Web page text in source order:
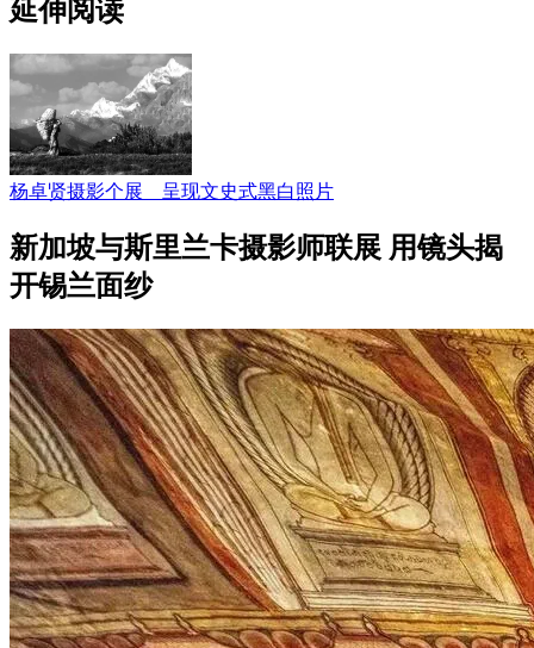
延伸阅读
杨卓贤摄影个展 呈现文史式黑白照片
新加坡与斯里兰卡摄影师联展 用镜头揭
开锡兰面纱